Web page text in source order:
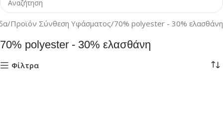
Προϊόν Σύνθεση Υφάσματος 70% polyester - 30% ελασθάνη
70% polyester - 30% ελασθάνη
Φίλτρα